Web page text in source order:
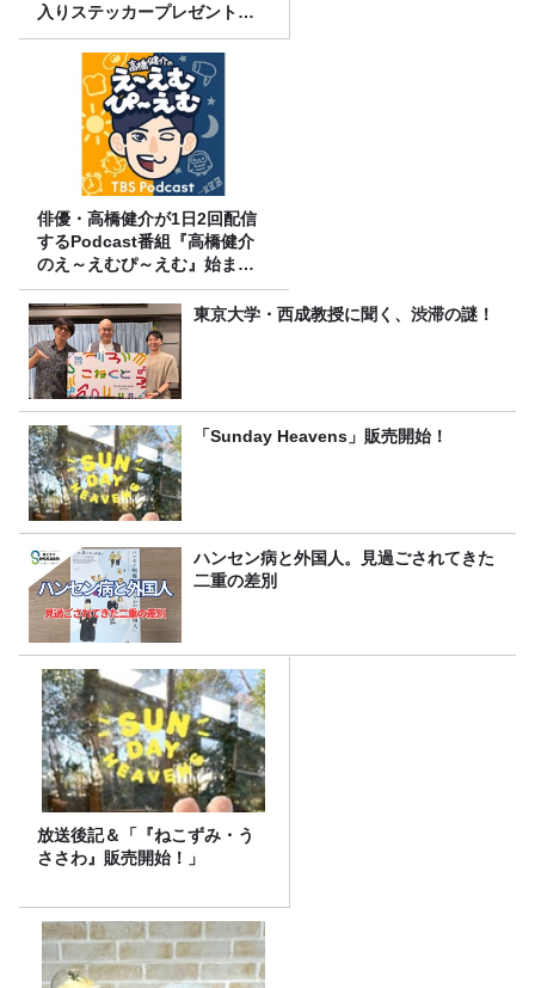
入りステッカープレゼント有
り
俳優・高橋健介が1日2回配信
するPodcast番組『高橋健介
のえ～えむぴ～えむ』始まり
ます
東京大学・西成教授に聞く、渋滞の謎！
「Sunday Heavens」販売開始！
ハンセン病と外国人。見過ごされてきた
二重の差別
放送後記＆「『ねこずみ・う
ささわ』販売開始！」